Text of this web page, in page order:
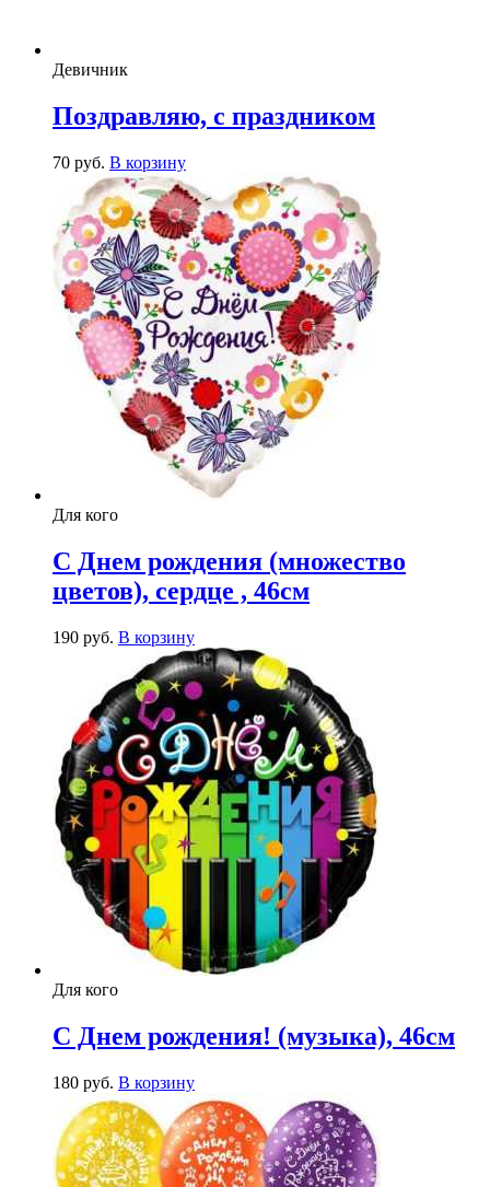
Девичник
Поздравляю, с праздником
70 руб. В корзину
Для кого
С Днем рождения (множество
цветов), сердце , 46см
190 руб. В корзину
Для кого
С Днем рождения! (музыка), 46см
180 руб. В корзину